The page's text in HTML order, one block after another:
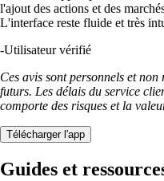
l'ajout des actions et des
L'interface reste fluide et très
-Utilisateur vérifié
Ces avis sont personnels et
futurs. Les délais du service
comporte des risques et la
Télécharger l'app
Guides et